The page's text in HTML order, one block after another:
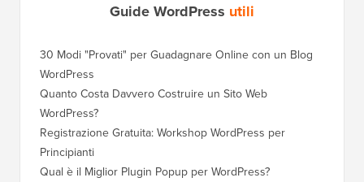
Guide WordPress utili
30 Modi "Provati" per Guadagnare Online con un Blog
WordPress
Quanto Costa Davvero Costruire un Sito Web
WordPress?
Registrazione Gratuita: Workshop WordPress per
Principianti
Qual è il Miglior Plugin Popup per WordPress?